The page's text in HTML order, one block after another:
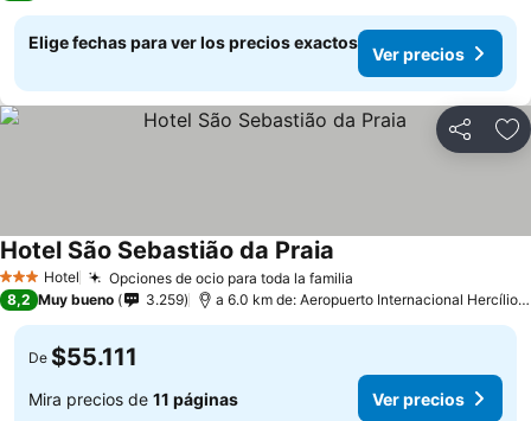
Elige fechas para ver los precios exactos
Ver precios
Compartir
3 Estrellas
Hotel Opciones de ocio para toda la familia
Hotel São Sebastião da Praia
8,2 Muy bueno 3.259 a 6.0 km de: Aeropuerto Internacional Hercílio
De $55.111
Mira precios de 11 páginas Ver precios